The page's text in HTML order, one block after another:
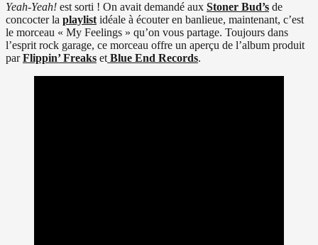
Yeah-Yeah! est sorti ! On avait demandé aux Stoner Bud’s de
concocter la playlist idéale à écouter en banlieue, maintenant, c’est
le morceau « My Feelings » qu’on vous partage. Toujours dans
l’esprit rock garage, ce morceau offre un aperçu de l’album produit
parFlippin’ Freaks et Blue End Records.